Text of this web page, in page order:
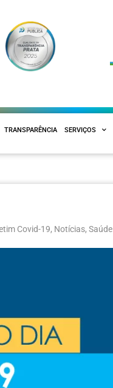
TRANSPARÊNCIA SERVIÇOS
Covid-19, Notícias,Saúde